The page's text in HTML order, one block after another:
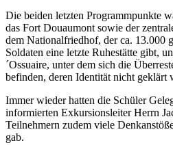
Die beiden letzten Programmpunkte
das Fort Douaumont sowie der
dem Nationalfriedhof, der ca. 13.000
Soldaten eine letzte Ruhestätte gibt,
´Ossuaire, unter dem sich die
befinden, deren Identität nicht geklärt
Immer wieder hatten die Schüler
informierten Exkursionsleiter Herrn
Teilnehmern zudem viele
gab.